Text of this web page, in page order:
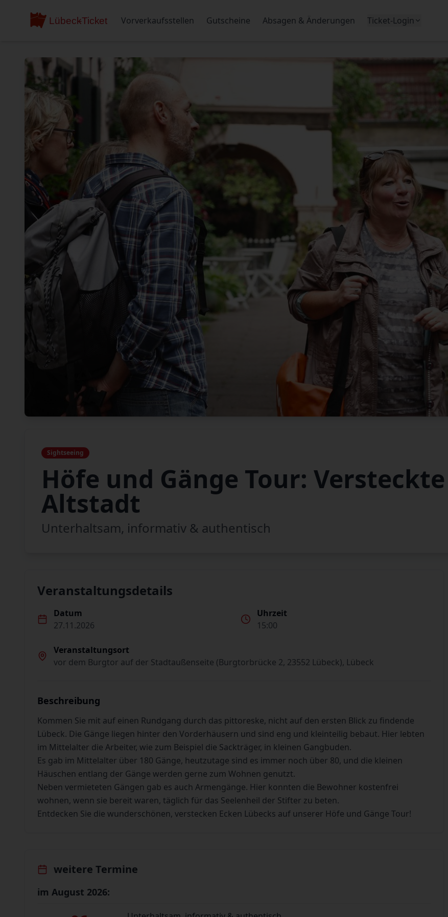
Vorverkaufsstellen Gutscheine Absagen & Änderungen Ticket-Login
Sightseeing
Höfe und Gänge Tour:
Altstadt
Unterhaltsam, informativ & authentisch
Veranstaltungsdetails
Datum
27.11.2026
Uhrzeit
15:00
Veranstaltungsort
vor dem Burgtor auf der Stadtaußenseite (Burgtorbrücke 2, 23552 Lübeck), Lübeck
Beschreibung
Kommen Sie mit auf einen Rundgang durch das pittoreske, nicht auf den ersten Blick zu findende
Lübeck. Die Gänge liegen hinter den Vorderhäusern und sind eng und kleinteilig bebaut. Hier lebten
im Mittelalter die Arbeiter, wie zum Beispiel die Sackträger, in kleinen Gangbuden.
Es gab im Mittelalter über 180 Gänge, heutzutage sind es immer noch über 80, und die kleinen
Häuschen entlang der Gänge werden gerne zum Wohnen genutzt.
Neben vermieteten Gängen gab es auch Armengänge. Hier konnten die Bewohner kostenfrei
wohnen, wenn sie bereit waren, täglich für das Seelenheil der Stifter zu beten.
Entdecken Sie die wunderschönen, verstecken Ecken Lübecks auf unserer Höfe und Gänge Tour!
weitere Termine
im August 2026: